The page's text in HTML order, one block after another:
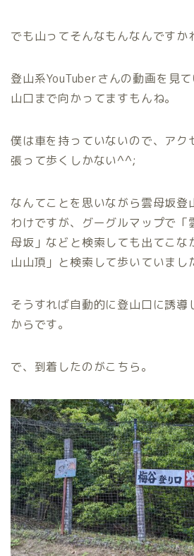
でも山ってそんなもんなんですか
登山系YouTuberさんの動画を見
山口まで向かってますもんね。
僕は車を持っていないので、アク
張って歩くしかない^^;
なんてことを思いながら雲母坂登
わけですが、グーグルマップで「
母坂」などと検索しても出てこな
山山頂」と検索して歩いていまし
そうすれば自動的に登山口に誘導
からです。
で、到着したのがこちら。